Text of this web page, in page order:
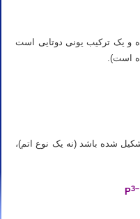
شده و یک ترکیب یونی دوتایی است
است).
شده باشد (نه یک نوع اتم)،
–
P3